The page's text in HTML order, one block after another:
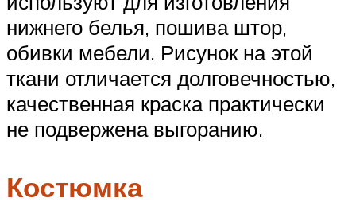
нижнего белья, пошива штор,
обивки мебели. Рисунок на этой
ткани отличается долговечностью,
качественная краска практически
не подвержена выгоранию.
Костюмка